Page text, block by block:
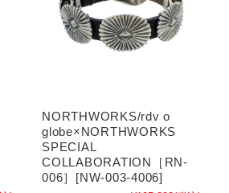
NORTHWORKS/rdv o
globe×NORTHWORKS
SPECIAL
COLLABORATION［RN-
006］[NW-003-4006]